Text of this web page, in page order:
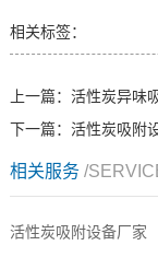
相关标签：
上一篇： 活性炭异味
下一篇： 活性炭吸附
相关服务 /
活性炭吸附设备厂家